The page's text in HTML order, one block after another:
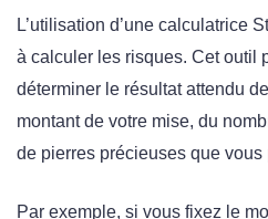
L’utilisation d’une calculatrice
à calculer les risques. Cet outil
déterminer le résultat attendu
montant de votre mise, du
de pierres précieuses que vous
Par exemple, si vous fixez le